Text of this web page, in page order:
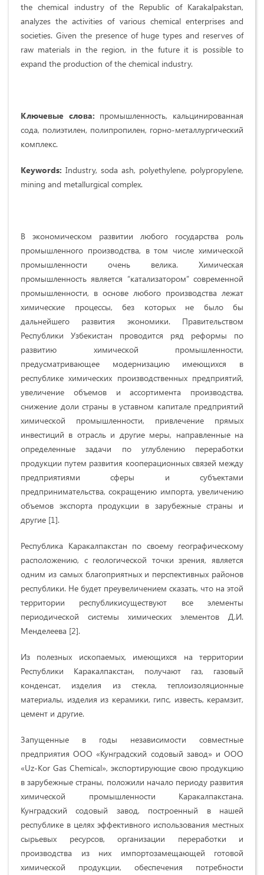
the chemical industry of the Republic of Karakalpakstan,
analyzes the activities of various chemical enterprises and
societies. Given the presence of huge types and reserves of
raw materials in the region, in the future it is possible to
expand the production of the chemical industry.
Ключевые слова: промышленность, кальцинированная
сода, полиэтилен, полипропилен, горно-металлургический
комплекс.
Keywords: Industry, soda ash, polyethylene, polypropylene,
mining and metallurgical complex.
В экономическом развитии любого государства роль
промышленного производства, в том числе химической
промышленности очень велика. Химическая
промышленность является “катализатором” современной
промышленности, в основе любого производства лежат
химические процессы, без которых не было бы
дальнейшего развития экономики. Правительством
Республики Узбекистан проводится ряд реформы по
развитию химической промышленности,
предусматривающее модернизацию имеющихся в
республике химических производственных предприятий,
увеличение объемов и ассортимента производства,
снижение доли страны в уставном капитале предприятий
химической промышленности, привлечение прямых
инвестиций в отрасль и другие меры, направленные на
определенные задачи по углублению переработки
продукции путем развития кооперационных связей между
предприятиями сферы и субъектами
предпринимательства, сокращению импорта, увеличению
объемов экспорта продукции в зарубежные страны и
другие [1].
Республика Каракалпакстан по своему географическому
расположению, с геологической точки зрения, является
одним из самых благоприятных и перспективных районов
республики. Не будет преувеличением сказать, что на этой
территории республикисуществуют все элементы
периодической системы химических элементов Д.И.
Менделеева [2].
Из полезных ископаемых, имеющихся на территории
Республики Каракалпакстан, получают газ, газовый
конденсат, изделия из стекла, теплоизоляционные
материалы, изделия из керамики, гипс, известь, керамзит,
цемент и другие.
Запущенные в годы независимости совместные
предприятия ООО «Кунградский содовый завод» и ООО
«Uz-Kor Gas Chemical», экспортирующие свою продукцию
в зарубежные страны, положили начало периоду развития
химической промышленности Каракалпакстана.
Кунградский содовый завод, построенный в нашей
республике в целях эффективного использования местных
сырьевых ресурсов, организации переработки и
производства из них импортозамещающей готовой
химической продукции, обеспечения потребности